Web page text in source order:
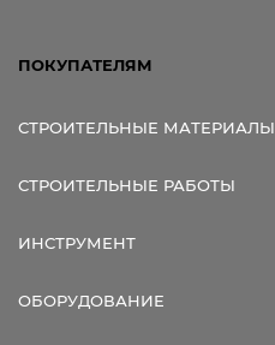
ПОКУПАТЕЛЯМ
СТРОИТЕЛЬНЫЕ МАТЕРИАЛЫ
СТРОИТЕЛЬНЫЕ РАБОТЫ
ИНСТРУМЕНТ
ОБОРУДОВАНИЕ